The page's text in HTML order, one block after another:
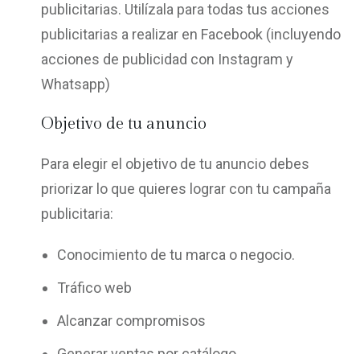
publicitarias. Utilízala para todas tus acciones
publicitarias a realizar en Facebook (incluyendo
acciones de publicidad con Instagram y
Whatsapp)
Objetivo de tu anuncio
Para elegir el objetivo de tu anuncio debes
priorizar lo que quieres lograr con tu campaña
publicitaria:
Conocimiento de tu marca o negocio.
Tráfico web
Alcanzar compromisos